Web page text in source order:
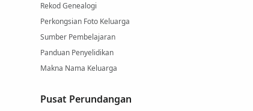
Rekod Genealogi
Perkongsian Foto Keluarga
Sumber Pembelajaran
Panduan Penyelidikan
Makna Nama Keluarga
Pusat Perundangan